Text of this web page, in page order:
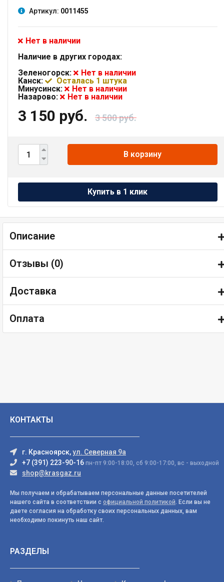
Артикул: 0011455
Нет в наличии
Наличие в других городах:
Зеленогорск:
Нет в наличии
Канск:
Осталась 1 штука
Минусинск:
Нет в наличии
Назарово:
Нет в наличии
3 150 руб. 3 500 руб.
В корзину
Описание
Отзывы (0)
Доставка
Оплата
КОНТАКТЫ
г. Красноярск,ул. Северная 9а
+7 (391) 223-90-16 пн-пт 9:00-18:00, сб 9:00-17:00, вс - выходной
shop@krasgaz.ru
Мы получаем и обрабатываем персональные данные посетителей
нашего сайта в соответствии с официальной политикой. Если вы не
даете согласия на обработку своих персональных данных, вам
необходимо покинуть наш сайт.
РАЗДЕЛЫ